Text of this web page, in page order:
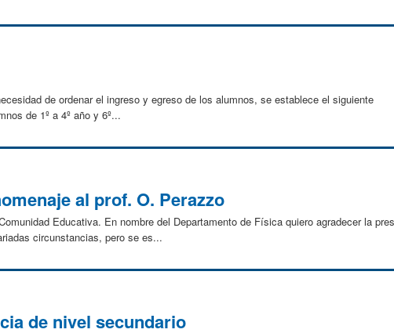
de ordenar el ingreso y egreso de los alumnos, se establece el siguiente
de 1º a 4º año y 6º...
al prof. O. Perazzo
Educativa. En nombre del Departamento de Física quiero agradecer la
circunstancias, pero se es...
de nivel secundario